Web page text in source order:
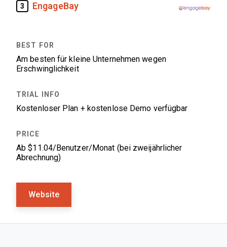
3 EngageBay
Am besten für kleine Unternehmen wegen
Erschwinglichkeit
Kostenloser Plan + kostenlose Demo verfügbar
Ab $11.04/Benutzer/Monat (bei zweijährlicher
Abrechnung)
Website